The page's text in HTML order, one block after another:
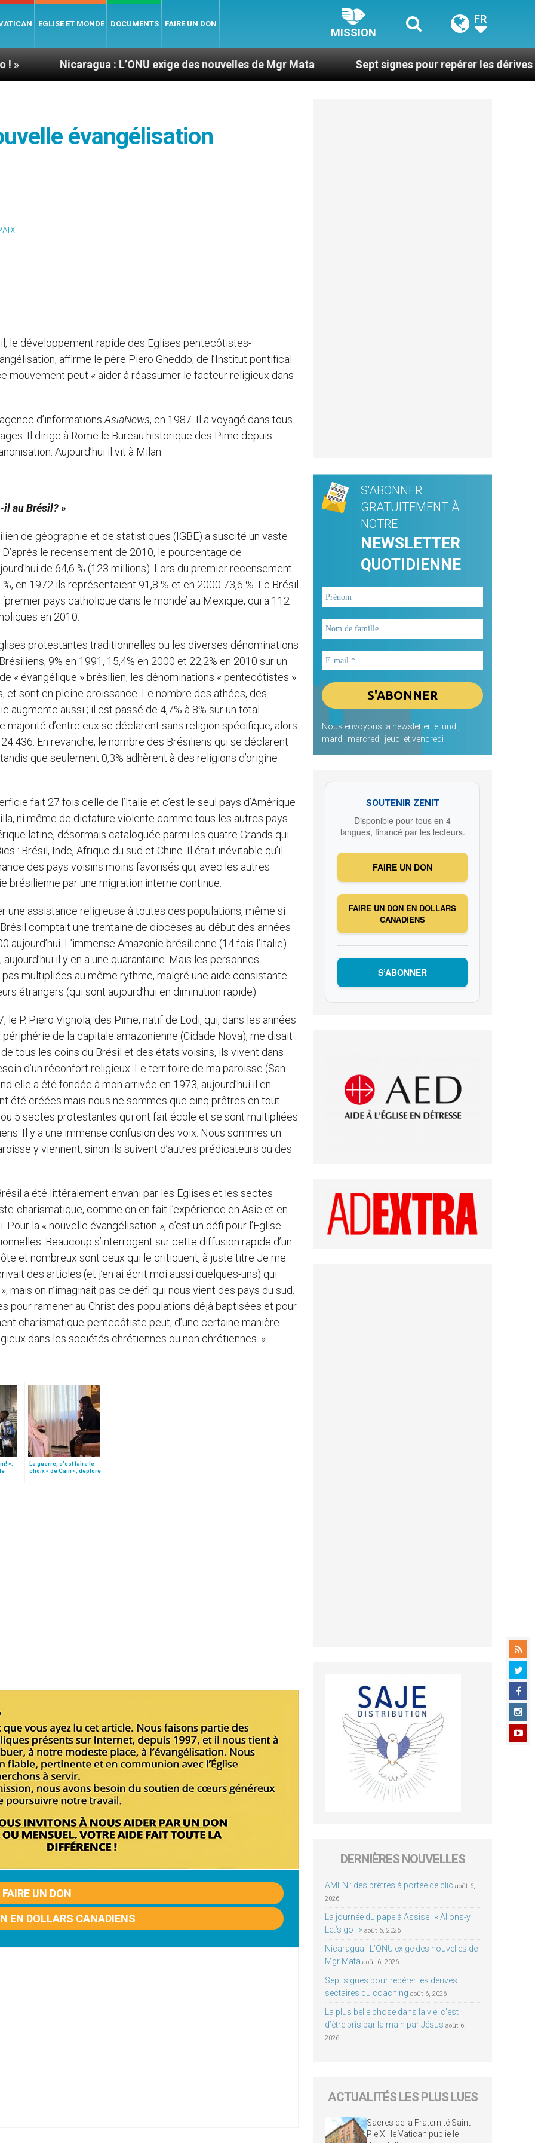
EGLISE ET MONDE DOCUMENTS FAIRE UN DON
MISSION
FR
: L’ONU exige des nouvelles de Mgr Mata Sept signes pour repérer les dérives sectaires du
évangélisation
le développement rapide des Eglises pentecôtistes-
affirme le père Piero Gheddo, de l’Institut pontifical
mouvement peut « aider à réassumer le facteur religieux dans
d’informations AsiaNews, en 1987. Il a voyagé dans tous
Il dirige à Rome le Bureau historique des Pime depuis
Aujourd’hui il vit à Milan.
au Brésil? »
de géographie et de statistiques (IGBE) a suscité un vaste
le recensement de 2010, le pourcentage de
de 64,6 % (123 millions). Lors du premier recensement
en 1972 ils représentaient 91,8 % et en 2000 73,6 %. Le Brésil
pays catholique dans le monde’ au Mexique, qui a 112
en 2010.
protestantes traditionnelles ou les diverses dénominations
9% en 1991, 15,4% en 2000 et 22,2% en 2010 sur un
« évangélique » brésilien, les dénominations « pentecôtistes »
sont en pleine croissance. Le nombre des athées, des
aussi ; il est passé de 4,7% à 8% sur un total
majorité d’entre eux se déclarent sans religion spécifique, alors
En revanche, le nombre des Brésiliens qui se déclarent
que seulement 0,3% adhèrent à des religions d’origine
fait 27 fois celle de l’Italie et c’est le seul pays d’Amérique
ni même de dictature violente comme tous les autres pays.
latine, désormais cataloguée parmi les quatre Grands qui
: Brésil, Inde, Afrique du sud et Chine. Il était inévitable qu’il
des pays voisins moins favorisés qui, avec les autres
brésilienne par une migration interne continue.
une assistance religieuse à toutes ces populations, même si
comptait une trentaine de diocèses au début des années
L’immense Amazonie brésilienne (14 fois l’Italie)
il y en a une quarantaine. Mais les personnes
multipliées au même rythme, malgré une aide consistante
étrangers (qui sont aujourd’hui en diminution rapide).
P. Piero Vignola, des Pime, natif de Lodi, qui, dans les années
de la capitale amazonienne (Cidade Nova), me disait :
tous les coins du Brésil et des états voisins, ils vivent dans
d’un réconfort religieux. Le territoire de ma paroisse (San
elle a été fondée à mon arrivée en 1973, aujourd’hui il en
été créées mais nous ne sommes que cinq prêtres en tout.
5 sectes protestantes qui ont fait école et se sont multipliées
Il y a une immense confusion des voix. Nous sommes un
y viennent, sinon ils suivent d’autres prédicateurs ou des
a été littéralement envahi par les Eglises et les sectes
charismatique, comme on en fait l’expérience en Asie et en
la « nouvelle évangélisation », c’est un défi pour l’Eglise
Beaucoup s’interrogent sur cette diffusion rapide d’un
et nombreux sont ceux qui le critiquent, à juste titre Je me
des articles (et j’en ai écrit moi aussi quelques-uns) qui
mais on n’imaginait pas ce défi qui nous vient des pays du sud.
pour ramener au Christ des populations déjà baptisées et pour
charismatique-pentecôtiste peut, d’une certaine manière
dans les sociétés chrétiennes ou non chrétiennes. »
»:
La guerre, c’est faire le
choix « de Caïn », déplore
FAIRE UN DON
EN DOLLARS CANADIENS
S'ABONNER
GRATUITEMENT À
NOTRE
NEWSLETTER
QUOTIDIENNE
Nous envoyons la newsletter le lundi,
mardi, mercredi, jeudi et vendredi
SOUTENIR ZENIT
Disponible pour tous en 4
langues, financé par les lecteurs.
FAIRE UN DON
FAIRE UN DON EN DOLLARS
CANADIENS
S’ABONNER
DERNIÈRES NOUVELLES
AMEN : des prêtres à portée de clic août 6,
2026
La journée du pape à Assise : « Allons-y !
Let’s go ! » août 6, 2026
Nicaragua : L’ONU exige des nouvelles de
Mgr Mata août 6, 2026
Sept signes pour repérer les dérives
sectaires du coaching août 6, 2026
La plus belle chose dans la vie, c’est
d’être pris par la main par Jésus août 6,
2026
ACTUALITÉS LES PLUS LUES
Sacres de la Fraternité Saint-
Pie X : le Vatican publie le